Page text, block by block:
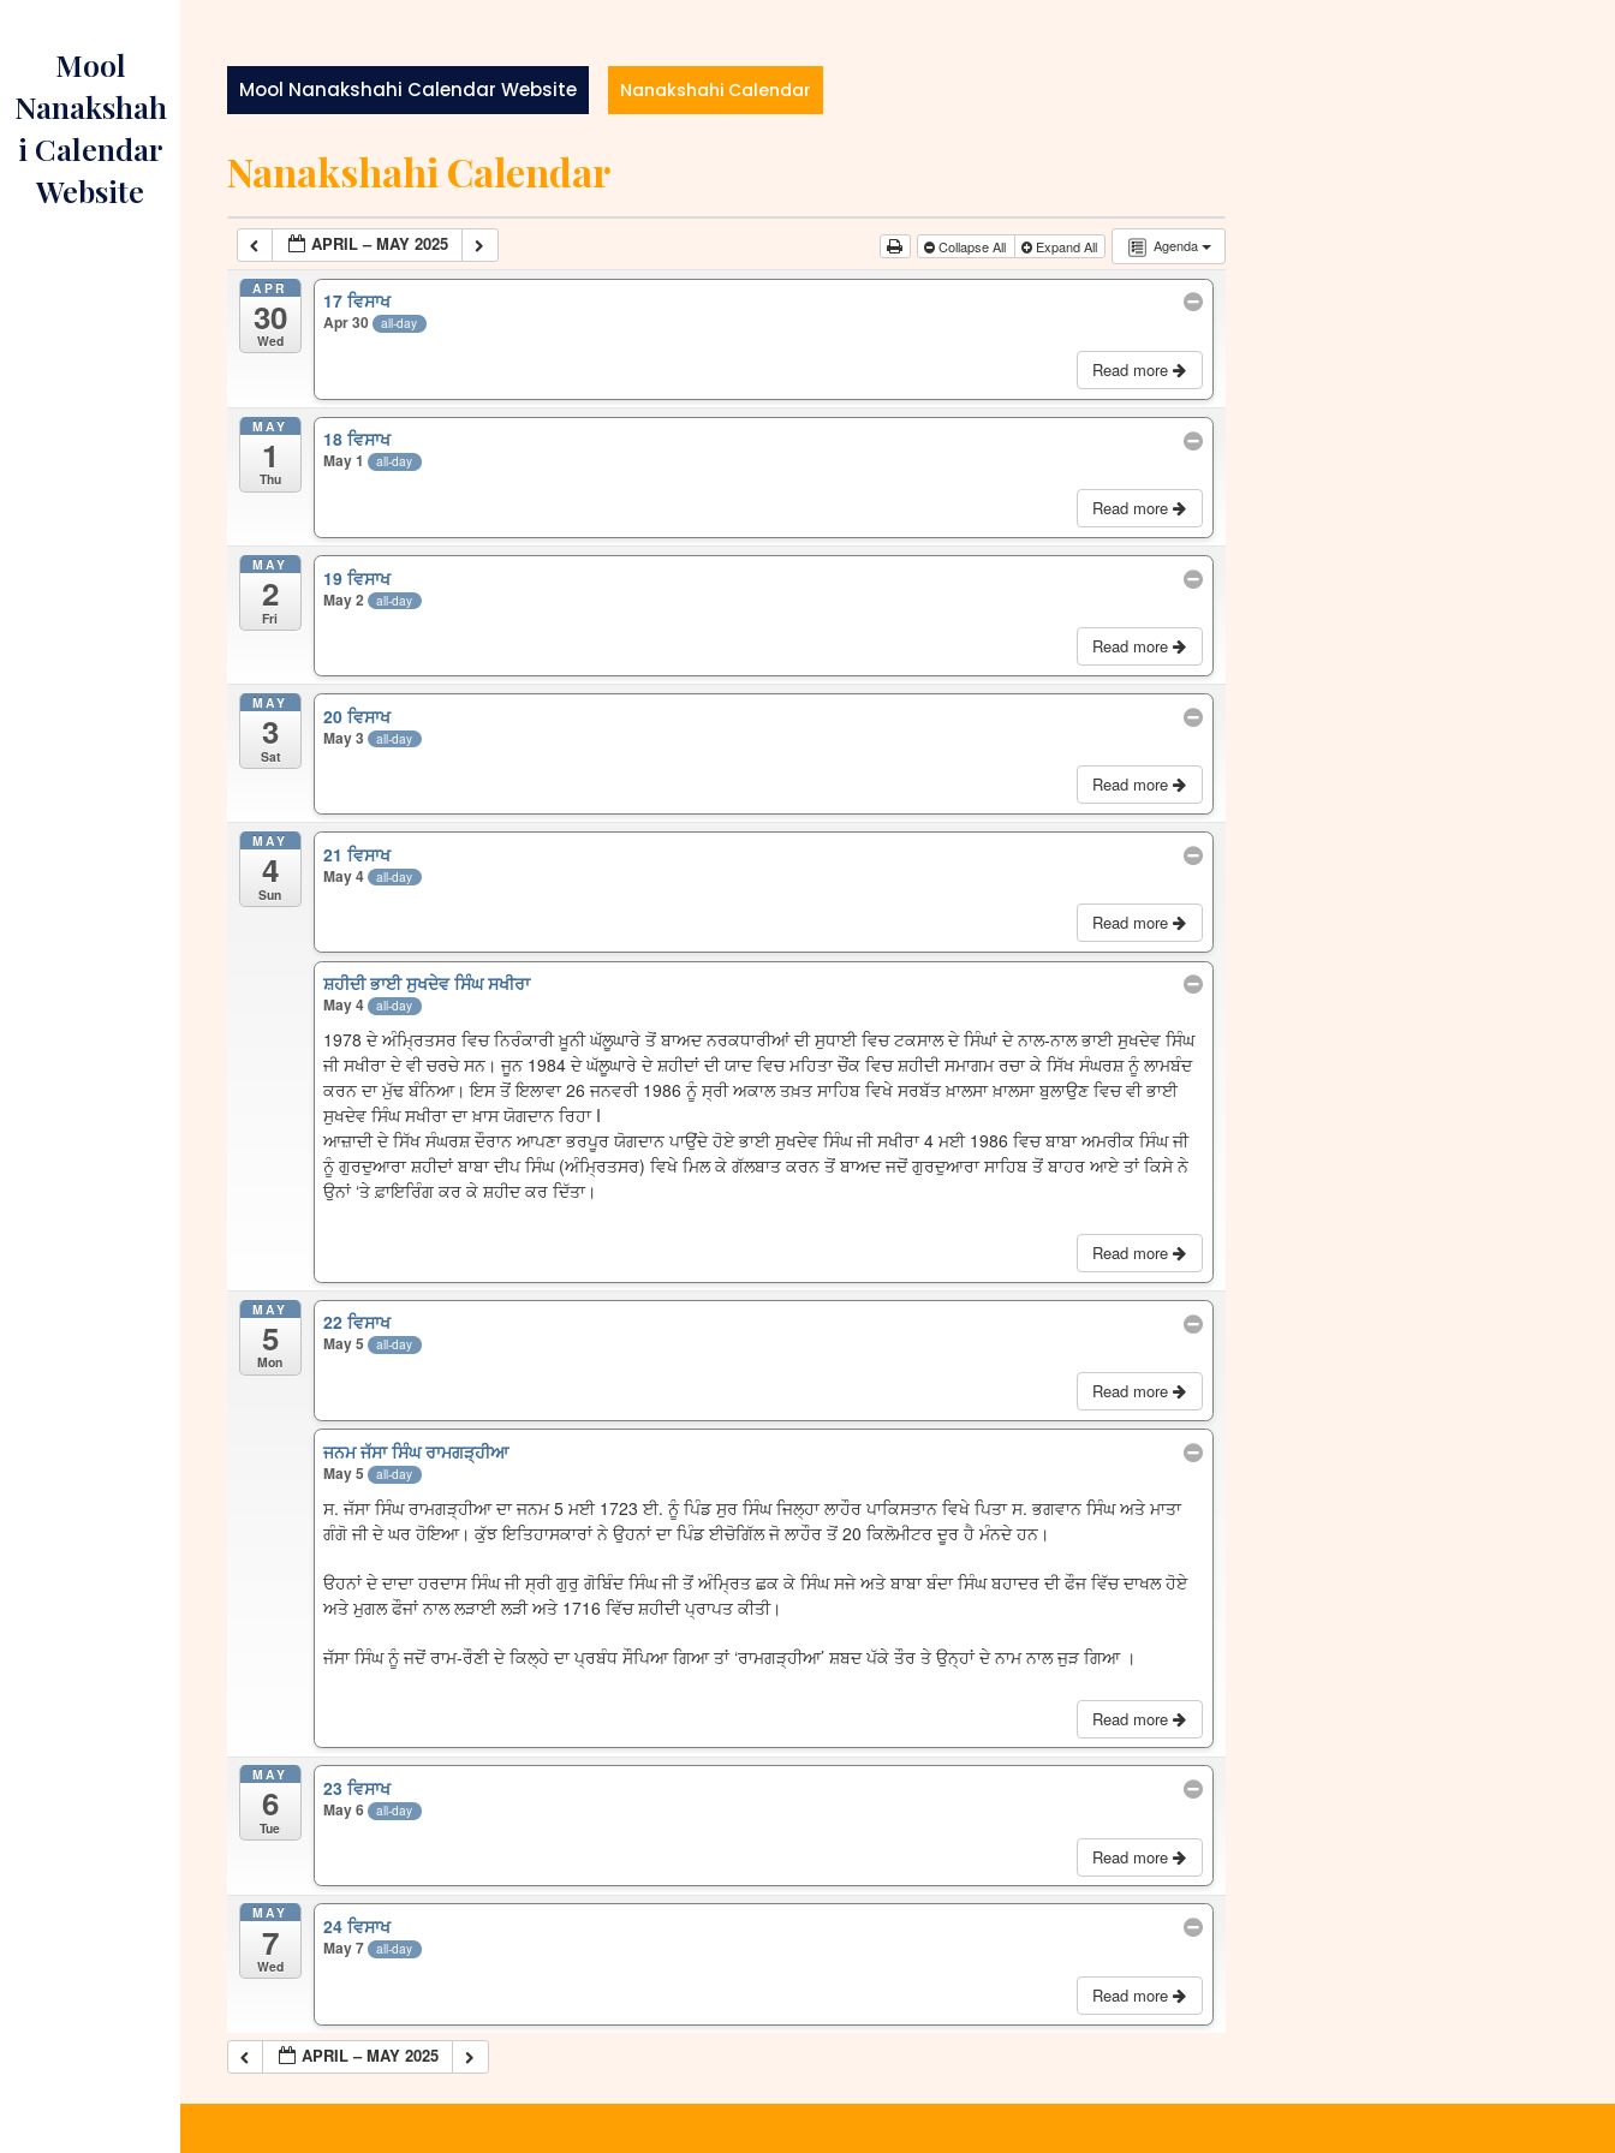
contentMool
Nanakshah
i Calendar
Website
Mool Nanakshahi Calendar Website Nanakshahi Calendar
Nanakshahi Calendar
Agenda
APRIL – MAY 2025 Collapse All Expand All
APR
30
Wed
17 ਵਿਸਾਖ
Apr 30 all-day
Read more
MAY
1
Thu
18 ਵਿਸਾਖ
May 1 all-day
Read more
MAY
2
Fri
19 ਵਿਸਾਖ
May 2 all-day
Read more
MAY
3
Sat
20 ਵਿਸਾਖ
May 3 all-day
Read more
MAY
4
Sun
21 ਵਿਸਾਖ
May 4 all-day
Read more
ਸ਼ਹੀਦੀ ਭਾਈ ਸੁਖਦੇਵ ਸਿੰਘ ਸਖੀਰਾ
May 4 all-day
1978 ਦੇ ਅੰਮ੍ਰਿਤਸਰ ਵਿਚ ਨਿਰੰਕਾਰੀ ਖ਼ੂਨੀ ਘੱਲੂਘਾਰੇ ਤੋਂ ਬਾਅਦ ਨਰਕਧਾਰੀਆਂ ਦੀ ਸੁਧਾਈ ਵਿਚ ਟਕਸਾਲ ਦੇ ਸਿੰਘਾਂ ਦੇ ਨਾਲ-ਨਾਲ ਭਾਈ ਸੁਖਦੇਵ ਸਿੰਘ
ਜੀ ਸਖੀਰਾ ਦੇ ਵੀ ਚਰਚੇ ਸਨ। ਜੂਨ 1984 ਦੇ ਘੱਲੂਘਾਰੇ ਦੇ ਸ਼ਹੀਦਾਂ ਦੀ ਯਾਦ ਵਿਚ ਮਹਿਤਾ ਚੌਂਕ ਵਿਚ ਸ਼ਹੀਦੀ ਸਮਾਗਮ ਰਚਾ ਕੇ ਸਿੱਖ ਸੰਘਰਸ਼ ਨੂੰ ਲਾਮਬੰਦ
ਕਰਨ ਦਾ ਮੁੱਢ ਬੰਨਿਆ। ਇਸ ਤੋਂ ਇਲਾਵਾ 26 ਜਨਵਰੀ 1986 ਨੂੰ ਸ੍ਰੀ ਅਕਾਲ ਤਖ਼ਤ ਸਾਹਿਬ ਵਿਖੇ ਸਰਬੱਤ ਖ਼ਾਲਸਾ ਖ਼ਾਲਸਾ ਬੁਲਾਉਣ ਵਿਚ ਵੀ ਭਾਈ
ਸੁਖਦੇਵ ਸਿੰਘ ਸਖੀਰਾ ਦਾ ਖ਼ਾਸ ਯੋਗਦਾਨ ਰਿਹਾ I
ਆਜ਼ਾਦੀ ਦੇ ਸਿੱਖ ਸੰਘਰਸ਼ ਦੌਰਾਨ ਆਪਣਾ ਭਰਪੂਰ ਯੋਗਦਾਨ ਪਾਉਂਦੇ ਹੋਏ ਭਾਈ ਸੁਖਦੇਵ ਸਿੰਘ ਜੀ ਸਖੀਰਾ 4 ਮਈ 1986 ਵਿਚ ਬਾਬਾ ਅਮਰੀਕ ਸਿੰਘ ਜੀ
ਨੂੰ ਗੁਰਦੁਆਰਾ ਸ਼ਹੀਦਾਂ ਬਾਬਾ ਦੀਪ ਸਿੰਘ (ਅੰਮ੍ਰਿਤਸਰ) ਵਿਖੇ ਮਿਲ ਕੇ ਗੱਲਬਾਤ ਕਰਨ ਤੋਂ ਬਾਅਦ ਜਦੋਂ ਗੁਰਦੁਆਰਾ ਸਾਹਿਬ ਤੋਂ ਬਾਹਰ ਆਏ ਤਾਂ ਕਿਸੇ ਨੇ
ਉਨਾਂ ‘ਤੇ ਫ਼ਾਇਰਿੰਗ ਕਰ ਕੇ ਸ਼ਹੀਦ ਕਰ ਦਿੱਤਾ।
Read more
MAY
5
Mon
22 ਵਿਸਾਖ
May 5 all-day
Read more
ਜਨਮ ਜੱਸਾ ਸਿੰਘ ਰਾਮਗੜ੍ਹੀਆ
May 5 all-day
ਸ. ਜੱਸਾ ਸਿੰਘ ਰਾਮਗੜ੍ਹੀਆ ਦਾ ਜਨਮ 5 ਮਈ 1723 ਈ. ਨੂੰ ਪਿੰਡ ਸੁਰ ਸਿੰਘ ਜਿਲ੍ਹਾ ਲਾਹੌਰ ਪਾਕਿਸਤਾਨ ਵਿਖੇ ਪਿਤਾ ਸ. ਭਗਵਾਨ ਸਿੰਘ ਅਤੇ ਮਾਤਾ
ਗੰਗੋ ਜੀ ਦੇ ਘਰ ਹੋਇਆ। ਕੁੱਝ ਇਤਿਹਾਸਕਾਰਾਂ ਨੇ ਉਹਨਾਂ ਦਾ ਪਿੰਡ ਈਚੋਗਿੱਲ ਜੋ ਲਾਹੌਰ ਤੋਂ 20 ਕਿਲੋਮੀਟਰ ਦੂਰ ਹੈ ਮੰਨਦੇ ਹਨ।
ੳਹਨਾਂ ਦੇ ਦਾਦਾ ਹਰਦਾਸ ਸਿੰਘ ਜੀ ਸ੍ਰੀ ਗੁਰੁ ਗੋਬਿੰਦ ਸਿੰਘ ਜੀ ਤੋਂ ਅੰਮ੍ਰਿਤ ਛਕ ਕੇ ਸਿੰਘ ਸਜੇ ਅਤੇ ਬਾਬਾ ਬੰਦਾ ਸਿੰਘ ਬਹਾਦਰ ਦੀ ਫੌਜ ਵਿੱਚ ਦਾਖਲ ਹੋਏ
ਅਤੇ ਮੁਗਲ ਫੌਜਾਂ ਨਾਲ ਲੜਾਈ ਲੜੀ ਅਤੇ 1716 ਵਿੱਚ ਸ਼ਹੀਦੀ ਪ੍ਰਾਪਤ ਕੀਤੀ।
ਜੱਸਾ ਸਿੰਘ ਨੂੰ ਜਦੋਂ ਰਾਮ-ਰੌਣੀ ਦੇ ਕਿਲ੍ਹੇ ਦਾ ਪ੍ਰਬੰਧ ਸੌਪਿਆ ਗਿਆ ਤਾਂ ‘ਰਾਮਗੜ੍ਹੀਆ’ ਸ਼ਬਦ ਪੱਕੇ ਤੌਰ ਤੇ ਉਨ੍ਹਾਂ ਦੇ ਨਾਮ ਨਾਲ ਜੁੜ ਗਿਆ ।
Read more
MAY
6
Tue
23 ਵਿਸਾਖ
May 6 all-day
Read more
MAY
7
Wed
24 ਵਿਸਾਖ
May 7 all-day
Read more
APRIL – MAY 2025